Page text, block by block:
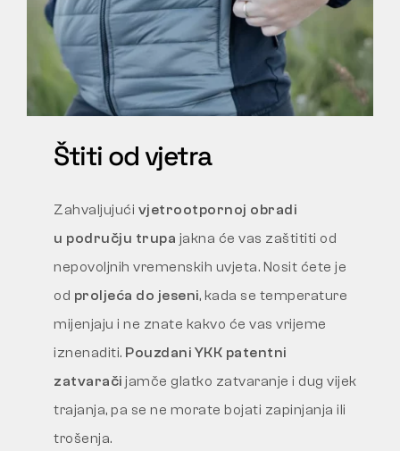
Štiti od vjetra
Zahvaljujući vjetrootpornoj obradi
u području trupa jakna će vas zaštititi od
nepovoljnih vremenskih uvjeta. Nosit ćete je
od proljeća do jeseni, kada se temperature
mijenjaju i ne znate kakvo će vas vrijeme
iznenaditi. Pouzdani YKK patentni
zatvarači jamče glatko zatvaranje i dug vijek
trajanja, pa se ne morate bojati zapinjanja ili
trošenja.